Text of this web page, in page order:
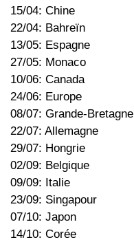
15/04: Chine
22/04: Bahreïn
13/05: Espagne
27/05: Monaco
10/06: Canada
24/06: Europe
08/07: Grande-Bretagne
22/07: Allemagne
29/07: Hongrie
02/09: Belgique
09/09: Italie
23/09: Singapour
07/10: Japon
14/10: Corée